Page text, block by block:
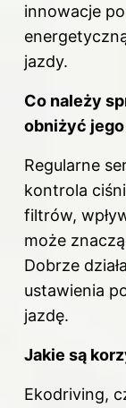
innowacje
jazdy.
Co należy
obniżyć
Regularne
kontrola
filtrów,
może
Dobrze
ustawienia
jazdę.
Jakie są
Ekodriving,